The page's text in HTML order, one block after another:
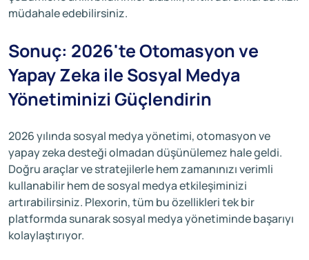
müdahale edebilirsiniz.
Sonuç: 2026'te Otomasyon ve
Yapay Zeka ile Sosyal Medya
Yönetiminizi Güçlendirin
2026 yılında sosyal medya yönetimi, otomasyon ve
yapay zeka desteği olmadan düşünülemez hale geldi.
Doğru araçlar ve stratejilerle hem zamanınızı verimli
kullanabilir hem de sosyal medya etkileşiminizi
artırabilirsiniz. Plexorin, tüm bu özellikleri tek bir
platformda sunarak sosyal medya yönetiminde başarıyı
kolaylaştırıyor.